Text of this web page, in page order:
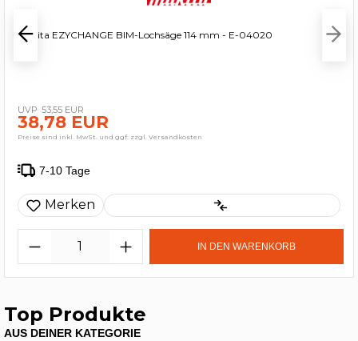
Makita EZYCHANGE BIM-Lochsäge 114 mm - E-04020
53,55 EUR
38,78 EUR
Preise sind inkl. MwSt. und ggf. zzgl. Versandkosten
7-10 Tage
Merken
IN DEN WARENKORB
Top Produkte
AUS DEINER KATEGORIE